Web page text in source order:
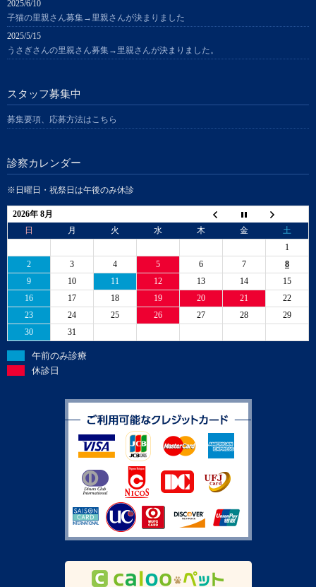
2025/6/10
子猫の里親さん募集→里親さんが決まりました
2025/5/15
うさぎさんの里親さん募集→里親さんが決まりました。
スタッフ募集中
募集要項、応募方法はこちら
診察カレンダー
※日曜日・祝祭日は午後のみ休診
2026年 8月
日
月 火 水 木 金
土
1
2
3 4 5 6 7
8
9
10 11 12 13 14
15
16
17 18 19 20 21
22
23
24 25 26 27 28
29
30
31
午前のみ診療
休診日